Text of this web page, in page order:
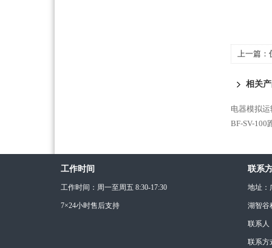
上一篇：
相关
电器模拟
BF-SV-100
工作时间
工作时间：周一至周五 8:30-17:30
7×24小时售后支持
联系
地址：
湖智谷
联系人
联系方